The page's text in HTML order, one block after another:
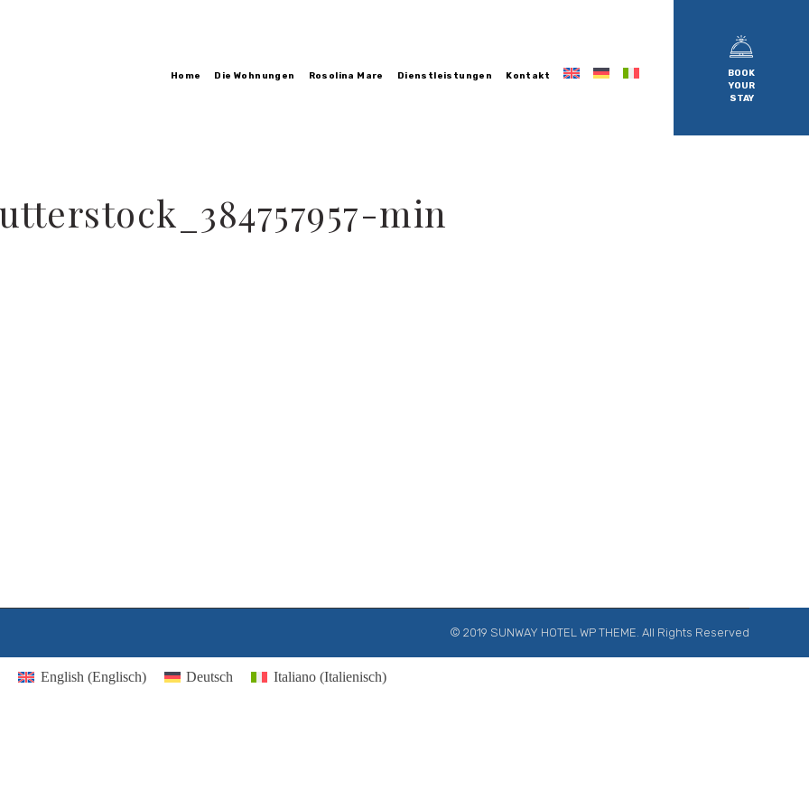
Home Die Wohnungen Rosolina Mare Dienstleistungen Kontakt
BOOK
YOUR
STAY
min
© 2019 SUNWAY HOTEL WP THEME. All Rights Reserved
English (Englisch) Deutsch Italiano(Italienisch)